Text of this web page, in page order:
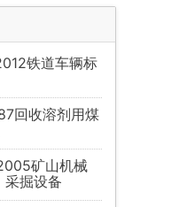
铁道车辆标
回收溶剂用煤
矿山机械
采掘设备